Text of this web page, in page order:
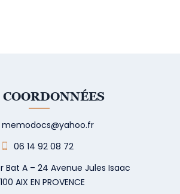
COORDONNÉES
memodocs@yahoo.fr
06 14 92 08 72
Bat A – 24 Avenue Jules Isaac
AIX EN PROVENCE